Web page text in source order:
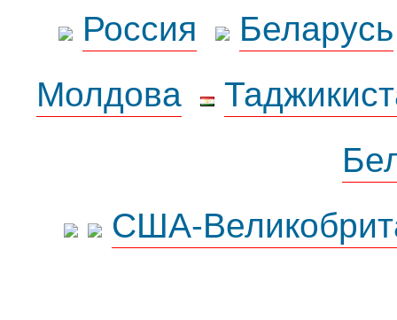
Россия
Беларусь
Молдова
США-